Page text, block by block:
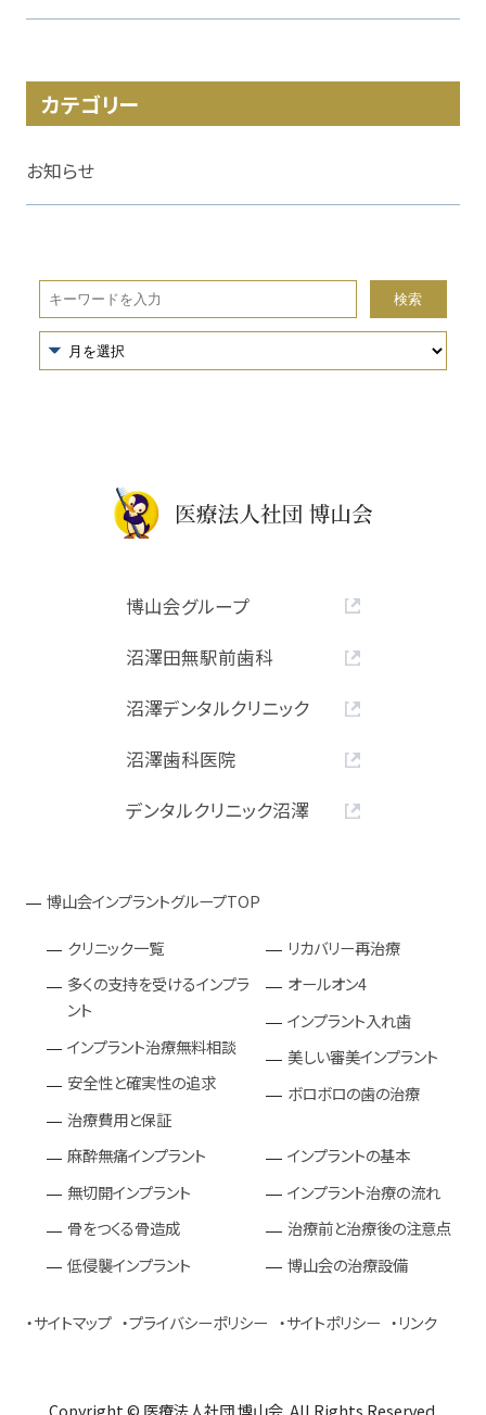
カテゴリー
お知らせ
博山会グループ
沼澤田無駅前歯科
沼澤デンタルクリニック
沼澤歯科医院
デンタルクリニック沼澤
博山会インプラントグループTOP
クリニック一覧
多くの支持を受けるインプラ
ント
インプラント治療無料相談
安全性と確実性の追求
治療費用と保証
リカバリー再治療
オールオン4
インプラント入れ歯
美しい審美インプラント
ボロボロの歯の治療
麻酔無痛インプラント
無切開インプラント
骨をつくる骨造成
低侵襲インプラント
インプラントの基本
インプラント治療の流れ
治療前と治療後の注意点
博山会の治療設備
サイトマップ プライバシーポリシー サイトポリシー リンク
Copyright © 医療法人社団 博山会. All Rights Reserved.